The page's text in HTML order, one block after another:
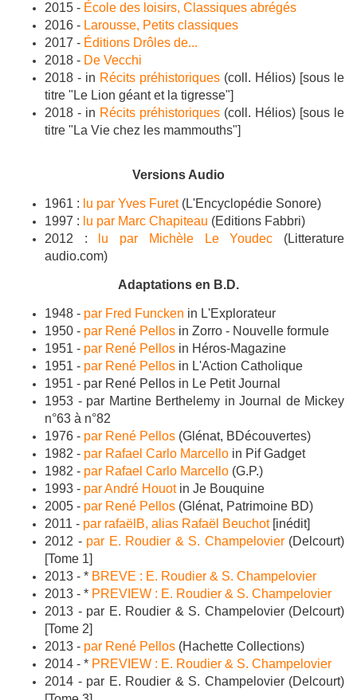
2015 - École des loisirs, Classiques abrégés
2016 - Larousse, Petits classiques
2017 - Éditions Drôles de...
2018 - De Vecchi
2018 - in Récits préhistoriques (coll. Hélios) [sous le
titre "Le Lion géant et la tigresse"]
2018 - in Récits préhistoriques (coll. Hélios) [sous le
titre "La Vie chez les mammouths"]
Versions Audio
1961 : lu par Yves Furet(L'Encyclopédie Sonore)
1997 : lu par Marc Chapiteau (Editions Fabbri)
2012 :
lu par Michèle Le Youdec (Litterature
audio.com)
Adaptations en B.D.
1948 - par Fred Funcken in L'Explorateur
1950 - par René Pellos in Zorro - Nouvelle formule
1951 - par René Pellos in Héros-Magazine
1951 - par René Pellos in L'Action Catholique
1951 - par René Pellos in Le Petit Journal
1953 - par Martine Berthelemy in Journal de Mickey
n°63 à n°82
1976 - par René Pellos (Glénat, BDécouvertes)
1982 - par Rafael Carlo Marcello in Pif Gadget
1982 - par Rafael Carlo Marcello (G.P.)
1993 - par André Houotin Je Bouquine
2005 - par René Pellos (Glénat, Patrimoine BD)
2011 - par rafaëlB, alias Rafaël Beuchot[inédit]
2012 - par E. Roudier & S. Champelovier(Delcourt)
[Tome 1]
2013 - * BREVE : E. Roudier & S. Champelovier
2013 - * PREVIEW : E. Roudier & S. Champelovier
2013 - par E. Roudier & S. Champelovier (Delcourt)
[Tome 2]
2013 - par René Pellos (Hachette Collections)
2014 - * PREVIEW : E. Roudier & S. Champelovier
2014 - par E. Roudier & S. Champelovier(Delcourt)